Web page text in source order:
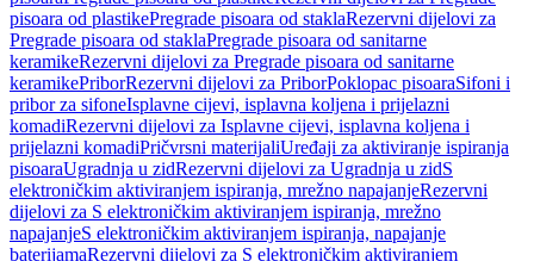
pisoara od plastikePregrade pisoara od staklaRezervni dijelovi za
Pregrade pisoara od staklaPregrade pisoara od sanitarne
keramikeRezervni dijelovi za Pregrade pisoara od sanitarne
keramikePriborRezervni dijelovi za PriborPoklopac pisoaraSifoni i
pribor za sifoneIsplavne cijevi, isplavna koljena i prijelazni
komadiRezervni dijelovi za Isplavne cijevi, isplavna koljena i
prijelazni komadiPričvrsni materijaliUređaji za aktiviranje ispiranja
pisoaraUgradnja u zidRezervni dijelovi za Ugradnja u zidS
elektroničkim aktiviranjem ispiranja, mrežno napajanjeRezervni
dijelovi za S elektroničkim aktiviranjem ispiranja, mrežno
napajanjeS elektroničkim aktiviranjem ispiranja, napajanje
baterijamaRezervni dijelovi za S elektroničkim aktiviranjem